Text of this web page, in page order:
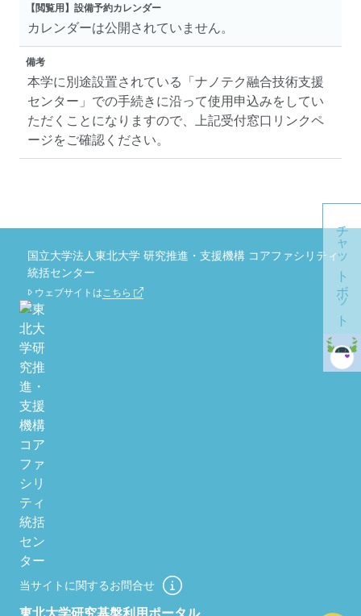
【閲覧用】設備予約カレンダー
カレンダーは公開されていません。
備考
本学に別途設置されている「ナノテク融合技術支援
センター」での手続きに沿って使用申込みをしてい
ただくことになりますので、上記受付窓口リンクペ
ージをご確認ください。
チャットボット
東北大学研究基盤利用ポータル
当サイトに関するお問合せ
国立大学法人東北大学 研究推進・支援機構 コアファシリティ
統括センター
ウェブサイトはこちら